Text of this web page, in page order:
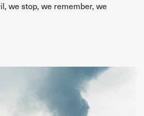
we stop, we remember, we